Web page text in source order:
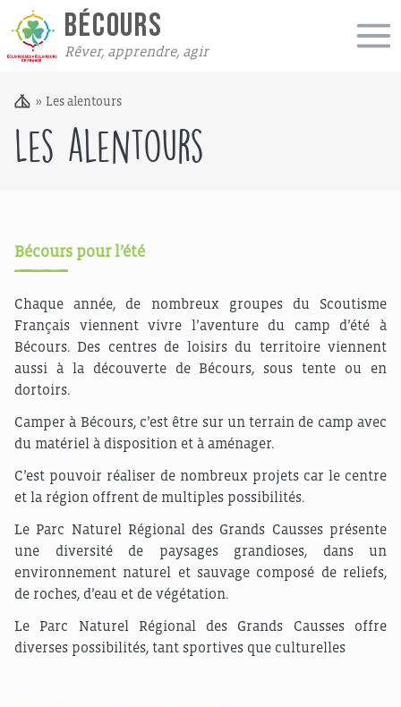
BÉCOURS
Rêver, apprendre, agir
» Les alentours
Les alentours
Bécours pour l’été
Chaque année, de nombreux groupes du Scoutisme
Français viennent vivre l’aventure du camp d’été à
Bécours. Des centres de loisirs du territoire viennent
aussi à la découverte de Bécours, sous tente ou en
dortoirs.
Camper à Bécours, c’est être sur un terrain de camp avec
du matériel à disposition et à aménager.
C’est pouvoir réaliser de nombreux projets car le centre
et la région offrent de multiples possibilités.
Le Parc Naturel Régional des Grands Causses présente
une diversité de paysages grandioses, dans un
environnement naturel et sauvage composé de reliefs,
de roches, d’eau et de végétation.
Le Parc Naturel Régional des Grands Causses offre
diverses possibilités, tant sportives que culturelles